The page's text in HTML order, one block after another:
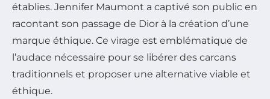
établies. Jennifer Maumont a captivé son public en
racontant son passage de Dior à la création d’une
marque éthique. Ce virage est emblématique de
l’audace nécessaire pour se libérer des carcans
traditionnels et proposer une alternative viable et
éthique.